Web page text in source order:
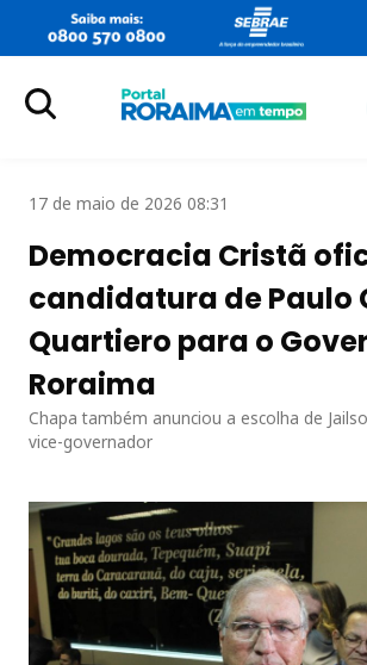
17 de maio de 2026 08:31
Democracia Cristã
candidatura de Paulo
Quartiero para o
Roraima
Chapa também anunciou a escolha de
vice-governador